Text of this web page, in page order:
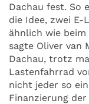
Dachau fest. So
die Idee, zwei
ähnlich wie beim
sagte Oliver van
Dachau, trotz
Lastenfahrrad
nicht jeder so
Finanzierung